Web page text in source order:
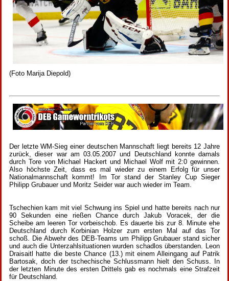
(Foto Marija Diepold)
Der letzte WM-Sieg einer deutschen Mannschaft liegt bereits 12 Jahre
zurück, dieser war am 03.05.2007 und Deutschland konnte damals
durch Tore von Michael Hackert und Michael Wolf mit 2:0 gewinnen.
Also höchste Zeit, dass es mal wieder zu einem Erfolg für unser
Nationalmannschaft kommt! Im Tor stand der Stanley Cup Sieger
Philipp Grubauer und Moritz Seider war auch wieder im Team.
Tschechien kam mit viel Schwung ins Spiel und hatte bereits nach nur
90 Sekunden eine rießen Chance durch Jakub Voracek, der die
Scheibe am leeren Tor vorbeischob. Es dauerte bis zur 8. Minute ehe
Deutschland durch Korbinian Holzer zum ersten Mal auf das Tor
schoß. Die Abwehr des DEB-Teams um Philipp Grubauer stand sicher
und auch die Unterzahlsituationen wurden schadlos überstanden. Leon
Draisaitl hatte die beste Chance (13.) mit einem Alleingang auf Patrik
Bartosak, doch der tschechische Schlussmann hielt den Schuss. In
der letzten Minute des ersten Drittels gab es nochmals eine Strafzeit
für Deutschland.